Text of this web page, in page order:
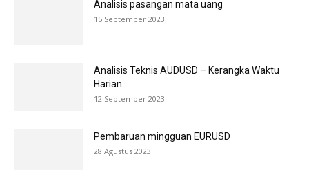
Analisis pasangan mata uang
15 September 2023
Analisis Teknis AUDUSD – Kerangka Waktu
Harian
12 September 2023
Pembaruan mingguan EURUSD
28 Agustus 2023